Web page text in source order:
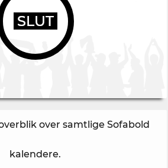
SLUT
overblik over samtlige Sofabold
kalendere.